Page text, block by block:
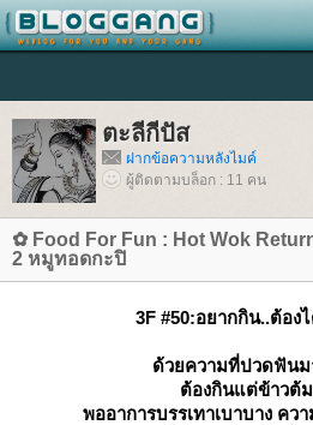
ตะลีกีปัส
ฝากข้อความหลังไมค์
ผู้ติดตามบล็อก : 11 คน
✿ Food For Fun : Hot Wok
2 หมูทอดกะปิ
3F #50:อยากกิน..ต้อง
ด้วยความที่ปวดฟันม
ต้องกินแต่ข้าวต้
พออาการบรรเทาเบาบาง ค